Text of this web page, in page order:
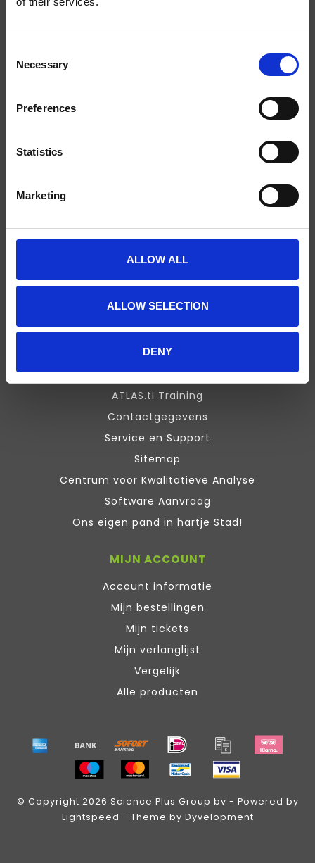
Selection
Necessary
Preferences
Statistics
Marketing
ALLOW ALL
ALLOW SELECTION
DENY
ATLAS.ti
Presentation
Design Expert
Stata
Inquisit
Maxqda
ATLAS.ti Training
Contactgegevens
Service en Support
Sitemap
Centrum voor Kwalitatieve Analyse
Software Aanvraag
Ons eigen pand in hartje Stad!
MIJN ACCOUNT
Account informatie
Mijn bestellingen
Mijn tickets
Mijn verlanglijst
Vergelijk
Alle producten
© Copyright 2026 Science Plus Group bv - Powered by
Lightspeed - Theme by Dyvelopment